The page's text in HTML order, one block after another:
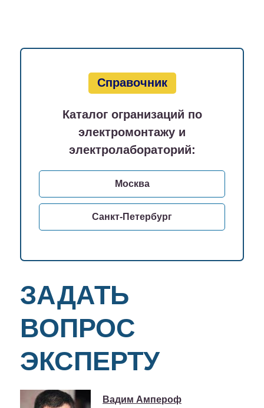
Справочник
Каталог огранизаций по
электромонтажу и
электролабораторий:
Москва
Санкт-Петербург
ЗАДАТЬ
ВОПРОС
ЭКСПЕРТУ
Вадим Ампероф